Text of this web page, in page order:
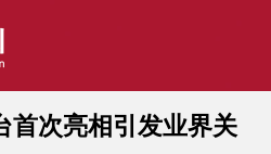
首次亮相引发业界关